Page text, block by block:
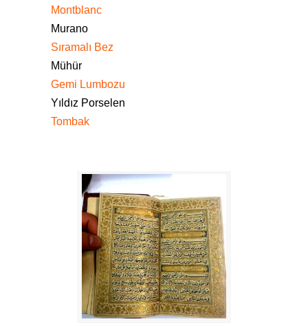
Montblanc
Murano
Sıramalı Bez
Mühür
Gemi Lumbozu
Yıldız Porselen
Tombak